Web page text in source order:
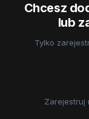
Chcesz
lub
Tylko
Zarejestruj